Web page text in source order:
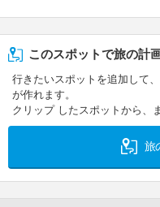
このスポットで旅の計
行きたいスポットを追加して
が作れます。
クリップ したスポットから、
旅